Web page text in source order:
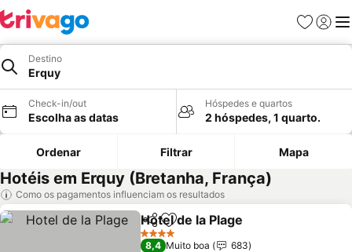
Favoritos
Iniciar
Destino
Erquy
Check-in/out
Escolha as datas
Hóspedes e quartos
2 hóspedes, 1 quarto.
Ordenar Filtrar Mapa
Hotéis em Erquy (Bretanha, França)
Como os pagamentos influenciam os resultados
PartilharAdicionar aos favoritos
Hotel de la Plage
4 Estrelas
8,4 Muito boa
683